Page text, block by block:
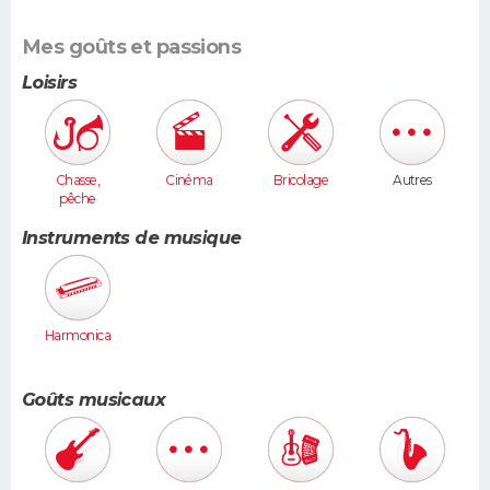
Mes goûts et passions
Loisirs
Chasse,
pêche
Cinéma Bricolage Autres
Instruments de musique
Harmonica
Goûts musicaux